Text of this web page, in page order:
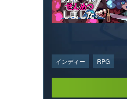
インディー RPG